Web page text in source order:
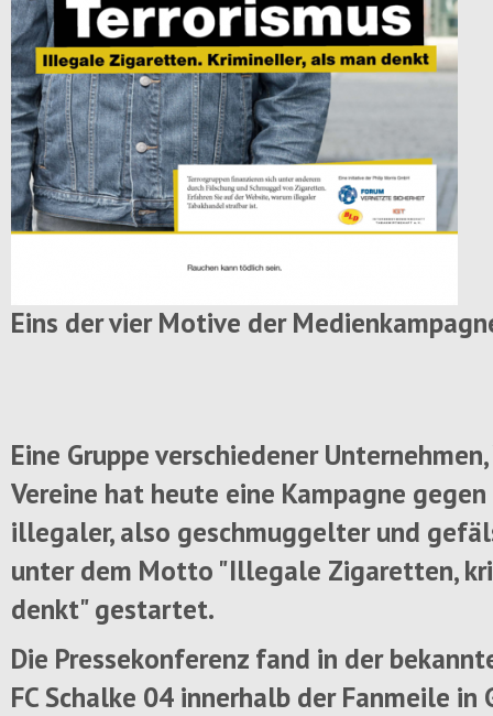
Eins der vier Motive der
Eine Gruppe verschiedener
Vereine hat heute eine Kampagne
illegaler, also geschmuggelter und
unter dem Motto "Illegale Zigaretten,
denkt" gestartet.
Die Pressekonferenz fand in der
FC Schalke 04 innerhalb der Fanmeile in